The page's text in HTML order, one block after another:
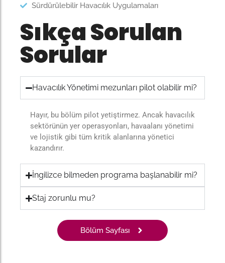
Sürdürülebilir Havacılık Uygulamaları
Sıkça Sorulan
Sorular
Havacılık Yönetimi mezunları pilot olabilir mi?
Hayır, bu bölüm pilot yetiştirmez. Ancak havacılık
sektörünün yer operasyonları, havaalanı yönetimi
ve lojistik gibi tüm kritik alanlarına yönetici
kazandırır.
İngilizce bilmeden programa başlanabilir mi?
Staj zorunlu mu?
Bölüm Sayfası